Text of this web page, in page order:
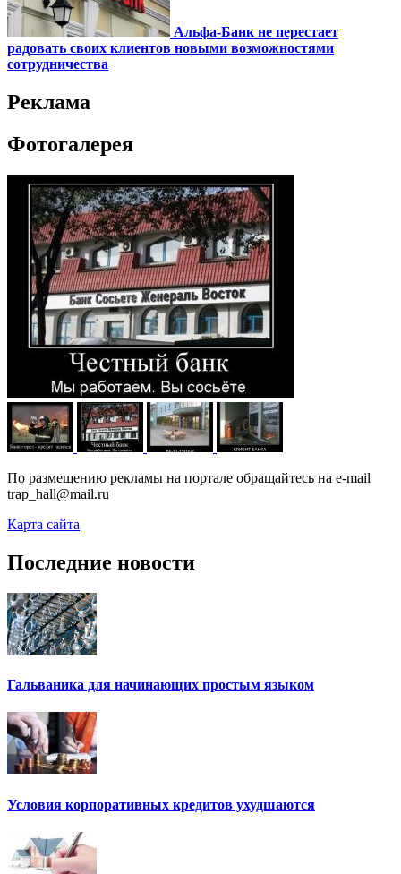
Альфа-Банк не перестает
радовать своих клиентов новыми возможностями
сотрудничества
Реклама
Фотогалерея
По размещению рекламы на портале обращайтесь на e-mail
trap_hall@mail.ru
Карта сайта
Последние новости
Гальваника для начинающих простым языком
Условия корпоративных кредитов ухудшаются